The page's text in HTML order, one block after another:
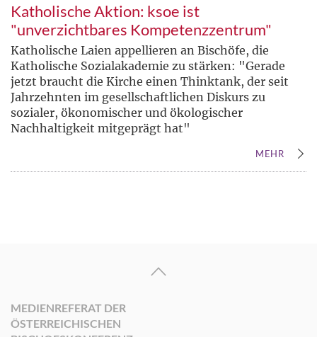
Katholische Aktion: ksoe ist
"unverzichtbares Kompetenzzentrum"
Katholische Laien appellieren an Bischöfe, die
Katholische Sozialakademie zu stärken: "Gerade
jetzt braucht die Kirche einen Thinktank, der seit
Jahrzehnten im gesellschaftlichen Diskurs zu
sozialer, ökonomischer und ökologischer
Nachhaltigkeit mitgeprägt hat"
MEHR
MEDIENREFERAT DER
ÖSTERREICHISCHEN